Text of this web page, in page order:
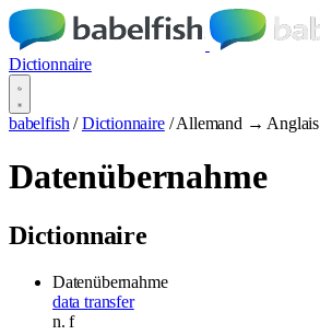
Dictionnaire
babelfish / Dictionnaire / Allemand → Anglais
Datenübernahme
Dictionnaire
Datenübernahme
data transfer
n.f